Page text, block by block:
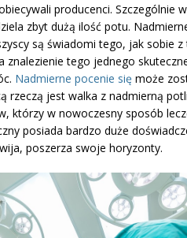
producenci. Szczególnie
zbyt dużą ilość potu.
są świadomi tego, jak sobie z
znalezienie tego jednego
Nadmierne pocenie się może
rzeczą jest walka z nadmierną
którzy w nowoczesny sposób
posiada bardzo duże
poszerza swoje horyzonty.